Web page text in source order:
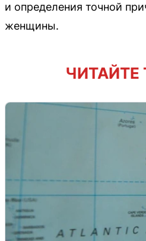
и определения точной
женщины.
ЧИТАЙТЕ